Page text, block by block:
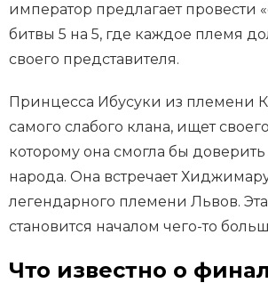
император предлагает провести
битвы 5 на 5, где каждое племя
своего представителя.
Принцесса Ибусуки из племени
самого слабого клана, ищет
которому она смогла бы доверить
народа. Она встречает
легендарного племени Львов. Эта
становится началом чего-то
Что известно о